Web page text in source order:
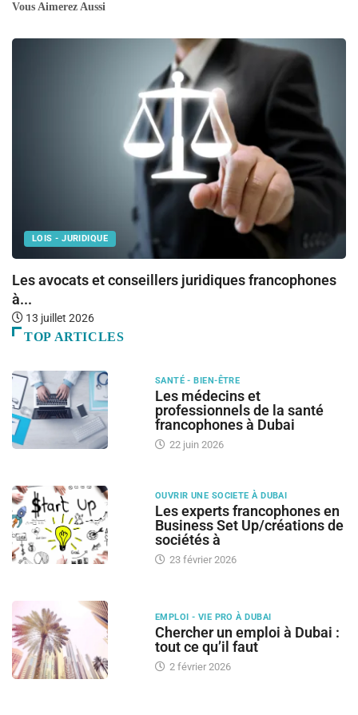
Vous Aimerez Aussi
LOIS - JURIDIQUE
Les avocats et conseillers juridiques francophones
à...
13 juillet 2026
TOP ARTICLES
SANTÉ - BIEN-ÊTRE
Les médecins et
professionnels de la santé
francophones à Dubai
22 juin 2026
OUVRIR UNE SOCIETE À DUBAI
Les experts francophones en
Business Set Up/créations de
sociétés à
23 février 2026
EMPLOI - VIE PRO À DUBAI
Chercher un emploi à Dubai :
tout ce qu’il faut
2 février 2026